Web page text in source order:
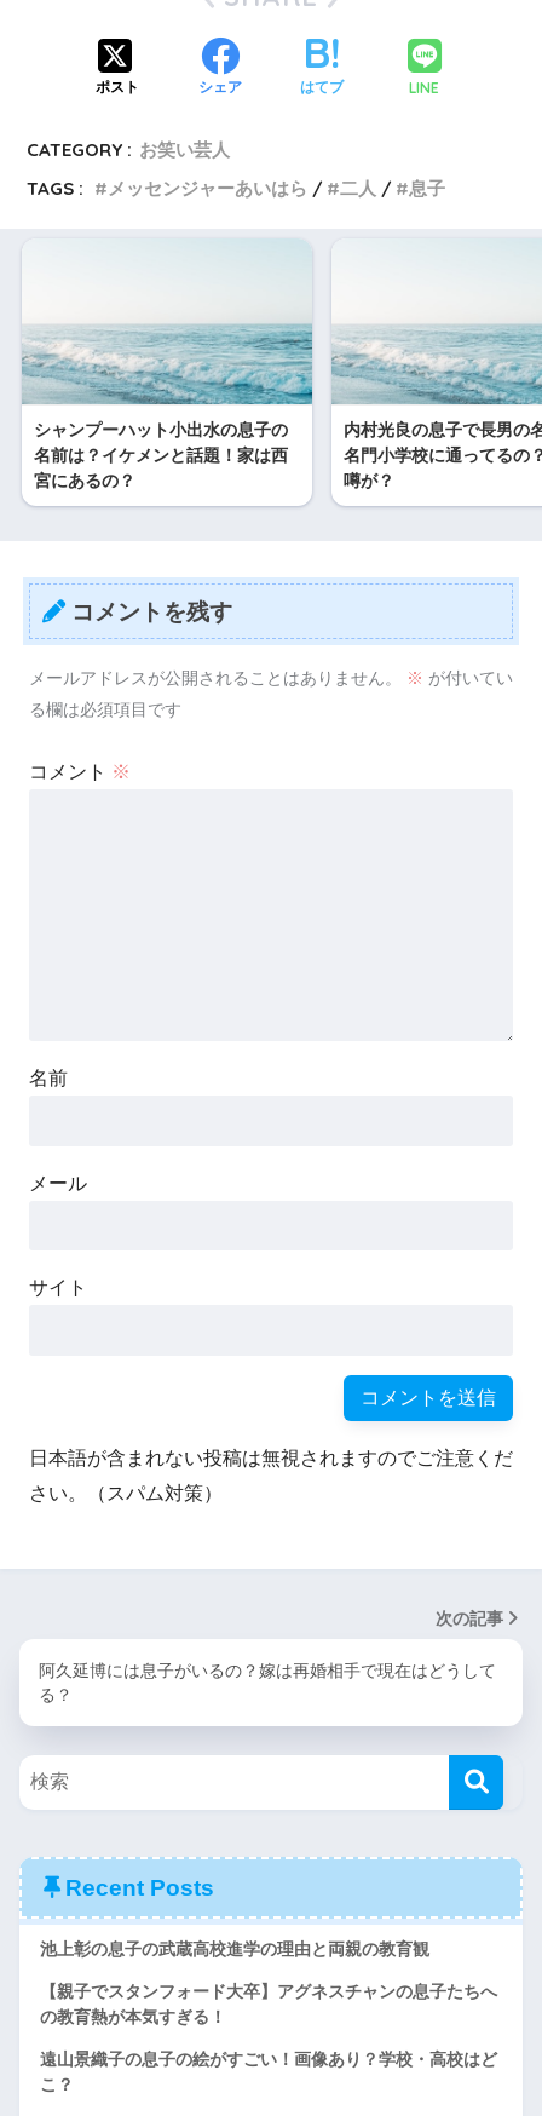
ポスト シェア はてブ LINE
CATEGORY : お笑い芸人
TAGS :
メッセンジャーあいはら 二人 息子
シャンプーハット小出水の息子の
名前は？イケメンと話題！家は西
宮にあるの？
内村光良の息子で長男の
名門小学校に通ってるの
噂が？
コメントを残す
メールアドレスが公開されることはありません。 ※ が付いてい
る欄は必須項目です
コメント ※
名前
メール
サイト
日本語が含まれない投稿は無視されますのでご注意くだ
さい。（スパム対策）
次の記事
阿久延博には息子がいるの？嫁は再婚相手で現在はどうして
る？
Recent Posts
池上彰の息子の武蔵高校進学の理由と両親の教育観
【親子でスタンフォード大卒】アグネスチャンの息子たちへ
の教育熱が本気すぎる！
遠山景織子の息子の絵がすごい！画像あり？学校・高校はど
こ？